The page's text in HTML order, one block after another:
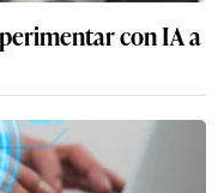
con IA a